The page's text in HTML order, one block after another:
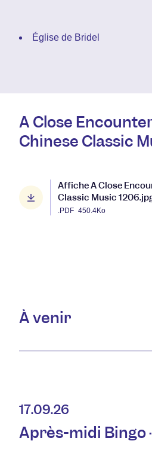
Église de Bridel
A Close
Chinese Classic
Affiche A Close
Classic Music
.PDF 450.4Ko
À venir
17.09.26
Après-midi Bingo